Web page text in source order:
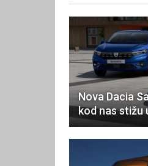
Nova Dacia
kod nas stižu